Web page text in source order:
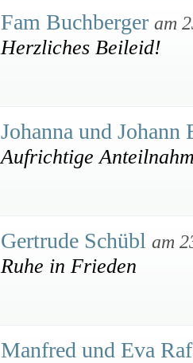
Fam Buchberger am
Herzliches Beileid!
Johanna und Johann
Aufrichtige
Gertrude Schübl am
Ruhe in Frieden
Manfred und Eva